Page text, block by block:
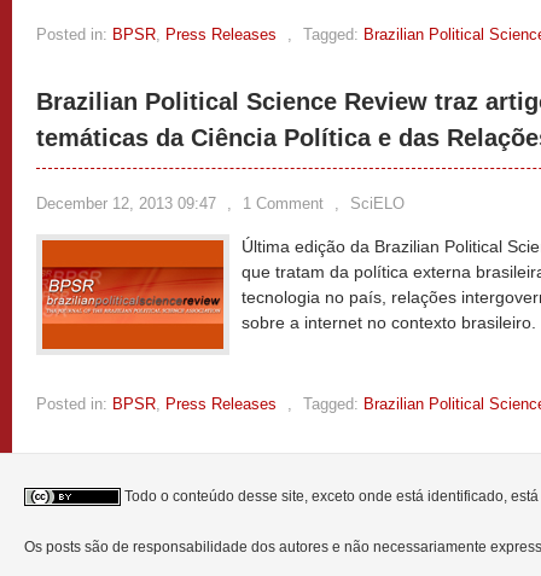
Posted in: BPSR, Press Releases , Tagged: Brazilian Political
Brazilian Political Science Review traz
temáticas da Ciência Política e das
December 12, 2013 09:47 , 1 Comment , SciELO
Última edição da Brazilian Political
que tratam da política externa
tecnologia no país, relações
sobre a internet no contexto brasileiro.
Posted in: BPSR, Press Releases , Tagged: Brazilian Political
Todo o conteúdo desse site, exceto onde está identificado,
Os posts são de responsabilidade dos autores e não necessariamente